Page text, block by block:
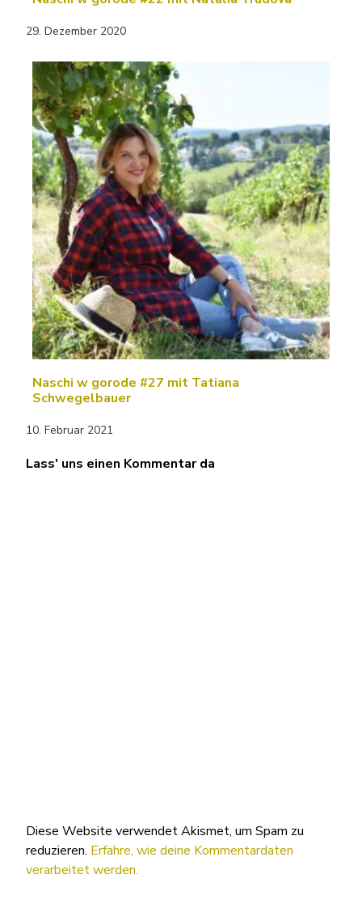
29. Dezember 2020
Naschi w gorode #27 mit Tatiana
Schwegelbauer
10. Februar 2021
Lass' uns einen Kommentar da
Diese Website verwendet Akismet, um Spam zu
reduzieren. Erfahre, wie deine Kommentardaten
verarbeitet werden.